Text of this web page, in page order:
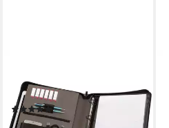
Schreibmappe Affiliate,
Polyester
(3)
ab 39,60 € UVP 45,00 €